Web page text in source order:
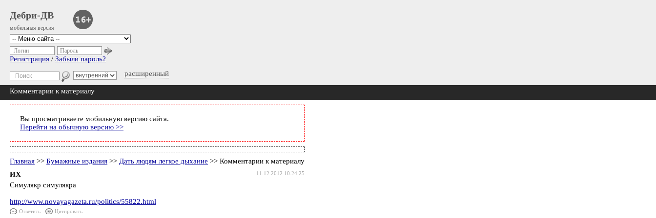
Дебри-ДВ
мобильная версия
расширенный
Логин Пароль
Регистрация / Забыли пароль?
Комментарии к материалу
Вы просматриваете мобильную версию сайта.
Перейти на обычную версию >>
Главная >> Бумажные издания >> Дать людям легкое дыхание >> Комментарии к материалу
11.12.2012 10:24:25
ИХ
Симулякр симулякра
http://www.novayagazeta.ru/politics/55822.html
Ответить Цитировать